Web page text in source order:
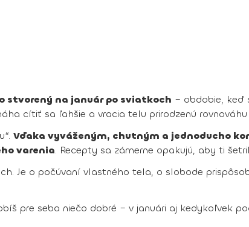
stvorený na január po sviatkoch – obdobie, keď
cítiť sa ľahšie a vracia telu prirodzenú
Vďaka vyváženým, chutným a jednoducho
varenia. Recepty sa zámerne opakujú, aby ti
Je o počúvaní vlastného tela, o slobode
pre seba niečo dobré – v januári aj kedykoľvek